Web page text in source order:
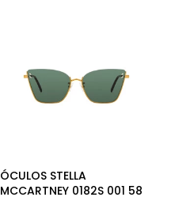
ÓCULOS STELLA
MCCARTNEY 0182S 001 58